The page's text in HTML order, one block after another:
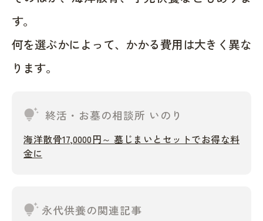
す。
何を選ぶかによって、かかる費用は大きく異な
ります。
tips_and_updates 終活・お墓の相談所 いのり
海洋散骨17,0000円～ 墓じまいとセットでお得な料
金に
tips_and_updates 永代供養の関連記事